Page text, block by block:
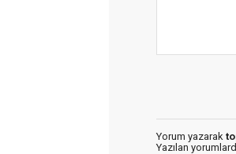
Yorum yazarak
Yazılan